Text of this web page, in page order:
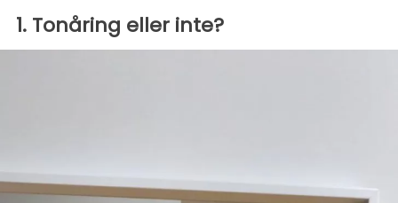
1. Tonåring eller inte?